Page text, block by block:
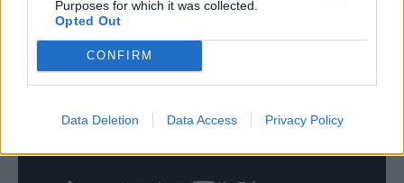
Purposes for which it was collected.
Opted Out
CONFIRM
Data Deletion Data Access Privacy Policy